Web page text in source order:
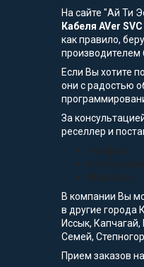
На сайте "Ай Ти
Кабеля AVer
как правило,
производителем
Если Вы хотите
они с радостью
За
реселлер и
WhatsApp:
В компании Вы
в другие города
Иссык,
Семей,
Прием заказов